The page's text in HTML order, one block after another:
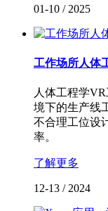
01-10 / 2025
工作场所人体
人体工程学
境下的生产线
不合理工位设
率。
了解更多
12-13 / 2024